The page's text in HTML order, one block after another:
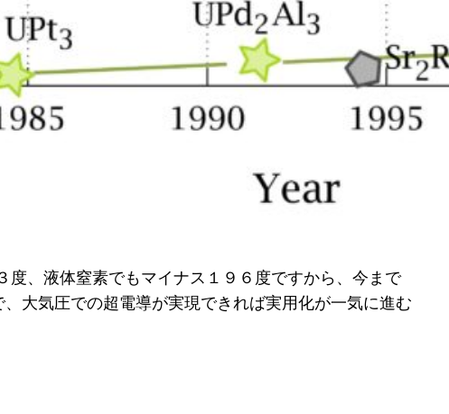
、液体窒素でもマイナス１９６度ですから、今まで
大気圧での超電導が実現できれば実用化が一気に進む